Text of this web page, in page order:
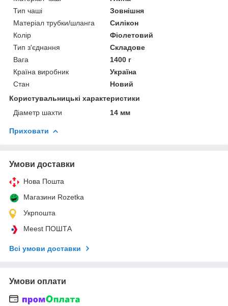
Тип чаші
Зовнішня
Матеріал трубки/шланга
Силікон
Колір
Фіолетовий
Тип з'єднання
Складове
Вага
1400 г
Країна виробник
Україна
Стан
Новий
Користувальницькі характеристики
Діаметр шахти
14 мм
Приховати
Умови доставки
Нова Пошта
Магазини Rozetka
Укрпошта
Meest ПОШТА
Всі умови доставки
Умови оплати